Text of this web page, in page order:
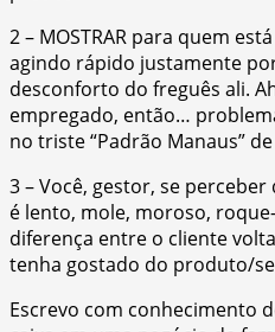
2 – MOSTRAR para quem
agindo rápido justamente
desconforto do freguês ali.
empregado, então…
no triste “Padrão Manaus”
3 – Você, gestor, se
é lento, mole, moroso,
diferença entre o cliente
tenha gostado do produto/
Escrevo com conhecimento